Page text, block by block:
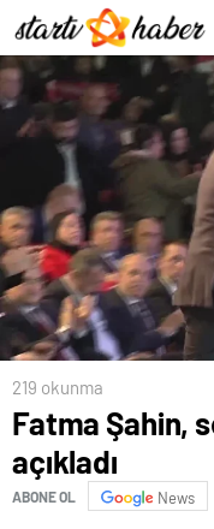
219 okunma
Fatma Şahin,
açıkladı
ABONE OL News